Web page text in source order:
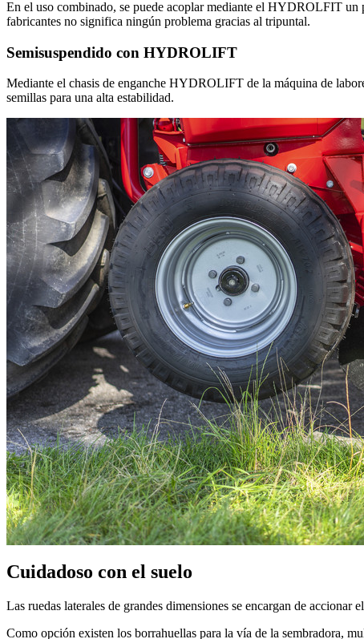
En el uso combinado, se puede acoplar mediante el HYDROLFIT
fabricantes no significa ningún problema gracias al tripuntal.
Semisuspendido con HYDROLIFT
Mediante el chasis de enganche HYDROLIFT de la máquina de
semillas para una alta estabilidad.
Cuidadoso con el suelo
Las ruedas laterales de grandes dimensiones se encargan de
Como opción existen los borrahuellas para la vía de la sembradora,